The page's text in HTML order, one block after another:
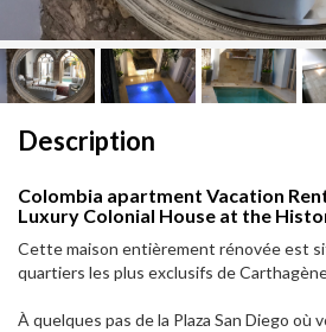
Description
Colombia apartment Vacation
Luxury Colonial House at the
Cette maison entièrement rénovée est
quartiers les plus exclusifs de
À quelques pas de la Plaza San Diego où